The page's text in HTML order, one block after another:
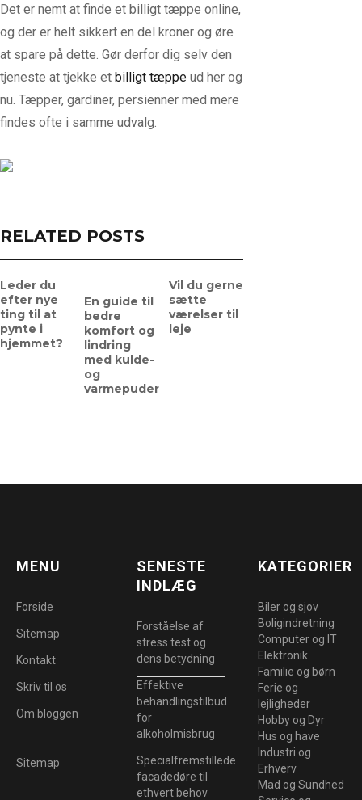
Det er nemt at finde et billigt tæppe online,
og der er helt sikkert en del kroner og øre
at spare på dette. Gør derfor dig selv den
tjeneste at tjekke et billigt tæppe ud her og
nu. Tæpper, gardiner, persienner med mere
findes ofte i samme udvalg.
RELATED POSTS
Leder du
efter nye
ting til at
pynte i
hjemmet?
En guide til
bedre
komfort og
lindring
med kulde-
og
varmepuder
Vil du gerne
sætte
værelser til
leje
MENU
Forside
Sitemap
Kontakt
Skriv til os
Om bloggen
Sitemap
SENESTE
INDLÆG
Forståelse af
stress test og
dens betydning
Effektive
behandlingstilbud
for
alkoholmisbrug
Specialfremstillede
facadedøre til
ethvert behov
KATEGORIER
Biler og sjov
Boligindretning
Computer og IT
Elektronik
Familie og børn
Ferie og
lejligheder
Hobby og Dyr
Hus og have
Industri og
Erhverv
Mad og Sundhed